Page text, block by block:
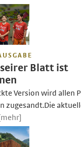
Blatt ist
Version wird allen
zugesandt.Die
[mehr]